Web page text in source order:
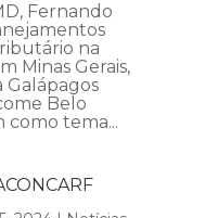
Fernando
na
Minas Gerais,
Belo
como tema...